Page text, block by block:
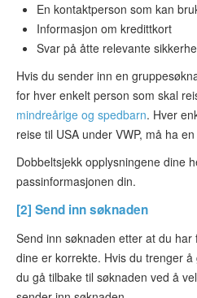
En kontaktperson som kan
Informasjon om kredittkort
Svar på åtte relevante
Hvis du sender inn en
for hver enkelt person som skal
mindreårige og spedbarn. Hver
reise til USA under VWP, må ha
Dobbeltsjekk opplysningene dine
passinformasjonen din.
[2] Send inn søknaden
Send inn søknaden etter at du
dine er korrekte. Hvis du trenger
du gå tilbake til søknaden ved å